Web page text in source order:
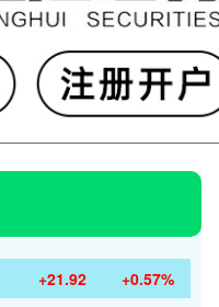
+21.92 +0.57%